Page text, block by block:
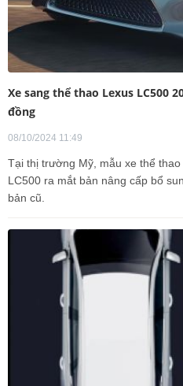
Xe sang thể thao Lexus LC500
đồng
08/10/2024 11:49
Tại thị trường Mỹ, mẫu xe thể
LC500 ra mắt bản nâng cấp bổ
bản cũ.